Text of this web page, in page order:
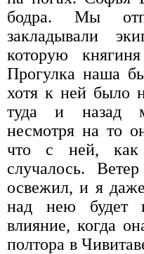
бодра. Мы
закладывали
которую
Прогулка наша
хотя к ней было
туда и назад
несмотря на то
что с ней, как
случалось.
освежил, и я
над нею будет
влияние, когда
полтора в